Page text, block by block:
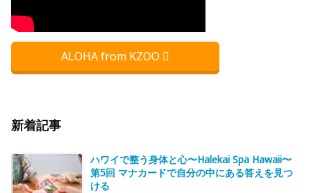
ALOHA from KZOO
新着記事
ハワイで整う身体と心〜Halekai Spa Hawaii〜
第5回 マナカードで自分の中にある答えを見つ
ける